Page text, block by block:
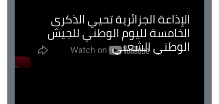
الإذاعة الجزائرية تحيي الذكرى
الخامسة لليوم الوطني للجيش
الوطني الشعبي